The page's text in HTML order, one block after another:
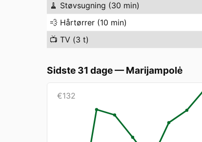
🧹 Støvsugning (30 min)
💨 Hårtørrer (10 min)
📺 TV (3 t)
Sidste 31 dage—Marijampolė
€132